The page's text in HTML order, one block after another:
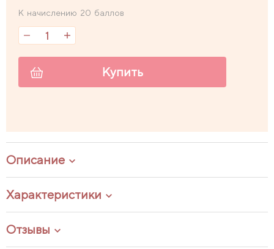
К начислению 20 баллов
Купить
Описание
Характеристики
Отзывы